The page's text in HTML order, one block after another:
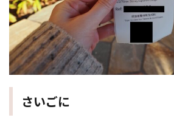
さいごに